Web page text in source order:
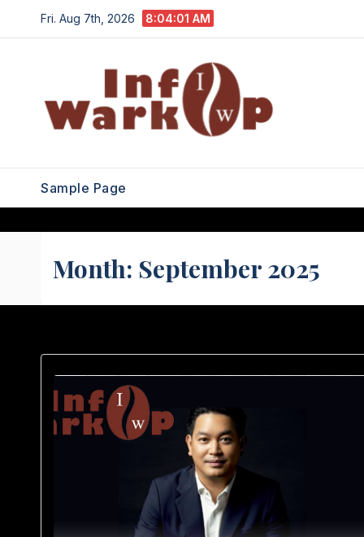
to
Fri. Aug 7th, 2026 8:04:02 AM
Sample Page
Month: September 2025